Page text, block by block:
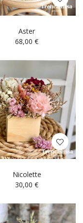
Aster
68,00€
Nicolette
30,00€